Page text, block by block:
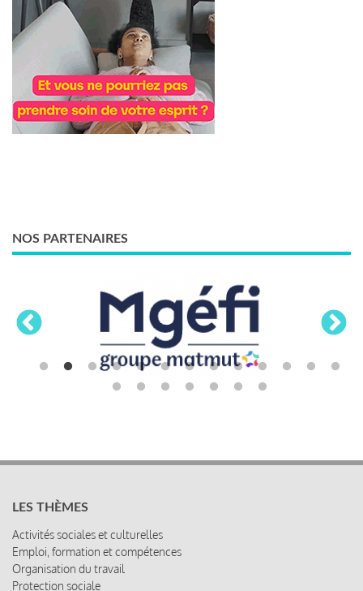
NOS PARTENAIRES
LES THÈMES
Activités sociales et culturelles
Emploi, formation et compétences
Organisation du travail
Protection sociale